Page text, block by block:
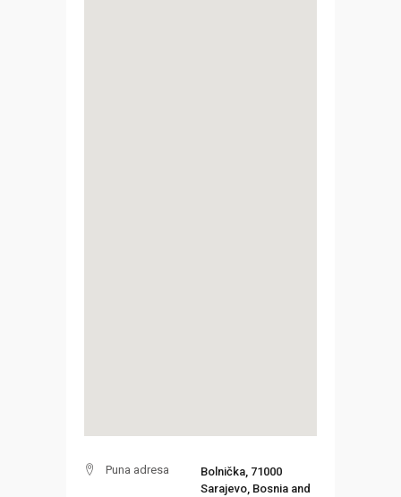
Puna adresa
Bolnička, 71000
Sarajevo, Bosnia and